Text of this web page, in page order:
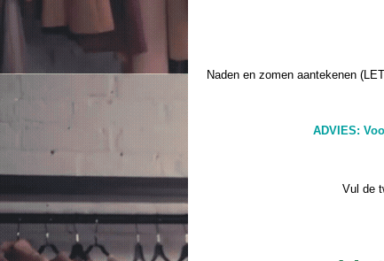
Naden en zomen aantekenen
ADVIES:
Vul de